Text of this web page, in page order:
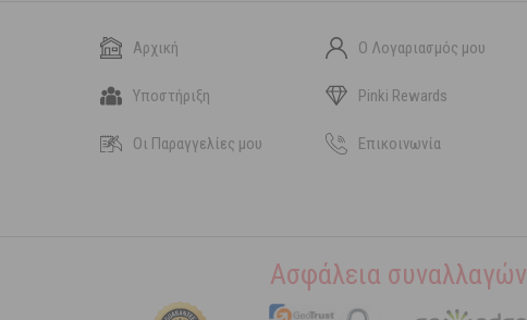
Αρχική Ο Λογαριασμός μου
Υποστήριξη Pinki Rewards
Οι Παραγγελίες μου Επικοινωνία
Ασφάλεια συναλλαγών